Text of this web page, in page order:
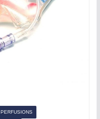
PERFUSIONS